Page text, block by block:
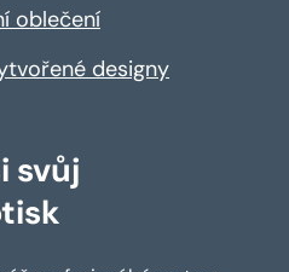
oblečení
designy
svůj